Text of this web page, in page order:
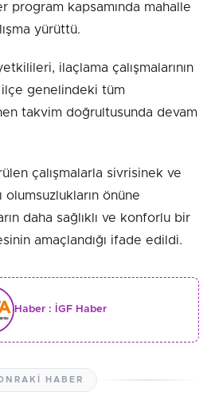
program kapsamında mahalle
yürüttü.
ilaçlama çalışmalarının
genelindeki tüm
takvim doğrultusunda devam
çalışmalarla sivrisinek ve
önüne
daha sağlıklı ve konforlu bir
amaçlandığı ifade edildi.
Haber : İGF Haber
HABER